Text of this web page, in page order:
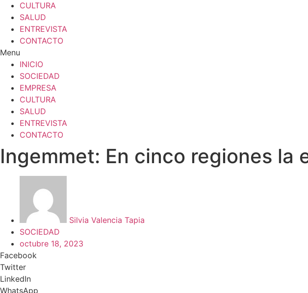
CULTURA
SALUD
ENTREVISTA
CONTACTO
Menu
INICIO
SOCIEDAD
EMPRESA
CULTURA
SALUD
ENTREVISTA
CONTACTO
Ingemmet: En cinco regiones
Silvia Valencia Tapia
SOCIEDAD
octubre 18, 2023
Facebook
Twitter
LinkedIn
WhatsApp